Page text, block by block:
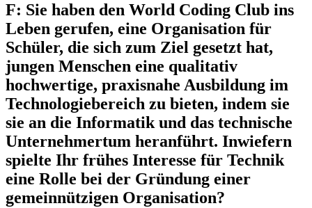
F: Sie haben den World Coding Club ins
Leben gerufen, eine Organisation für
Schüler, die sich zum Ziel gesetzt hat,
jungen Menschen eine qualitativ
hochwertige, praxisnahe Ausbildung im
Technologiebereich zu bieten, indem sie
sie an die Informatik und das technische
Unternehmertum heranführt. Inwiefern
spielte Ihr frühes Interesse für Technik
eine Rolle bei der Gründung einer
gemeinnützigen Organisation?